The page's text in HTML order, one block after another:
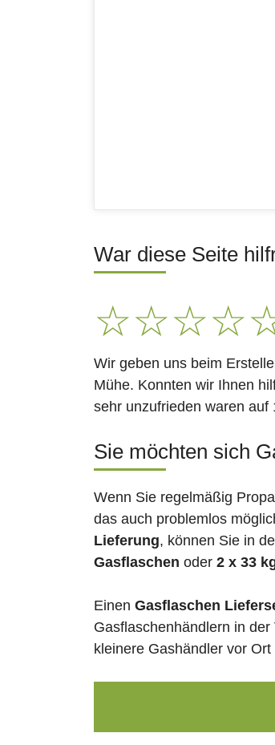
War diese Seite
☆☆☆☆
Wir geben uns beim
Mühe. Konnten wir Ihnen
sehr unzufrieden waren
Sie möchten sich
Wenn Sie regelmäßig
das auch problemlos
Lieferung, können Sie in
Gasflaschen oder 2 x 33
Einen Gasflaschen
Gasflaschenhändlern in
kleinere Gashändler vor